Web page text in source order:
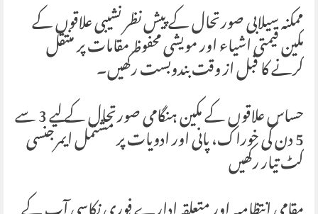
ممکنہ سیلابی صورتحال کے پیش نظر نشیبی علاقوں کے
مکین قیمتی اشیاء اور مویشی محفوظ مقامات پر منتقل
کرنے کا قبل از وقت بندوبست رکھیں۔
حساس علاقوں کے مکین ہنگامی صورتحال کے لیے 3 سے5 دن کی خوراک، پانی اور ادویات پر مشتمل ایمرجنسی
کٹ تیار رکھیں